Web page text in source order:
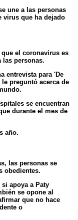
une a las personas
virus que ha dejado
el coronavirus es
las personas.
entrevista para 'De
preguntó acerca de
se encuentran
durante el mes de
año.
las personas se
obedientes.
apoya a Paty
se opone al
que no hace
o